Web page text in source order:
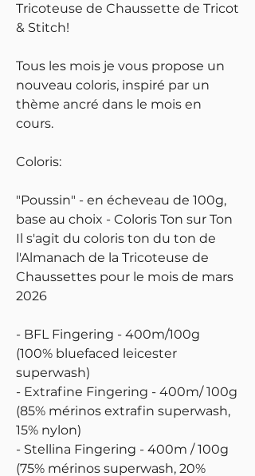
Tricoteuse de Chaussette de Tricot
& Stitch!
Tous les mois je vous propose un
nouveau coloris, inspiré par un
thème ancré dans le mois en
cours.
Coloris:
"Poussin" - en écheveau de 100g,
base au choix - Coloris Ton sur Ton
Il s'agit du coloris ton du ton de
l'Almanach de la Tricoteuse de
Chaussettes pour le mois de mars
2026
- BFL Fingering - 400m/100g
(100% bluefaced leicester
superwash)
- Extrafine Fingering - 400m/ 100g
(85% mérinos extrafin superwash,
15% nylon)
- Stellina Fingering - 400m / 100g
(75% mérinos superwash, 20%